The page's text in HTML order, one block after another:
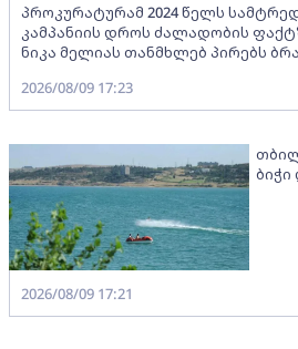
პროკურატურამ 2024 წელს
კამპანიის დროს ძალადობის
ნიკა მელიას თანმხლებ პირებს
2026/08/09 17:23
2026/08/09 17:21